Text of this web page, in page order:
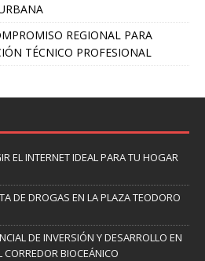
REGIONAL PARA
TÉCNICO PROFESIONAL
EL INTERNET IDEAL PARA TU HOGAR
DE DROGAS EN LA PLAZA TEODORO
DE INVERSIÓN Y DESARROLLO EN
CORREDOR BIOCEÁNICO